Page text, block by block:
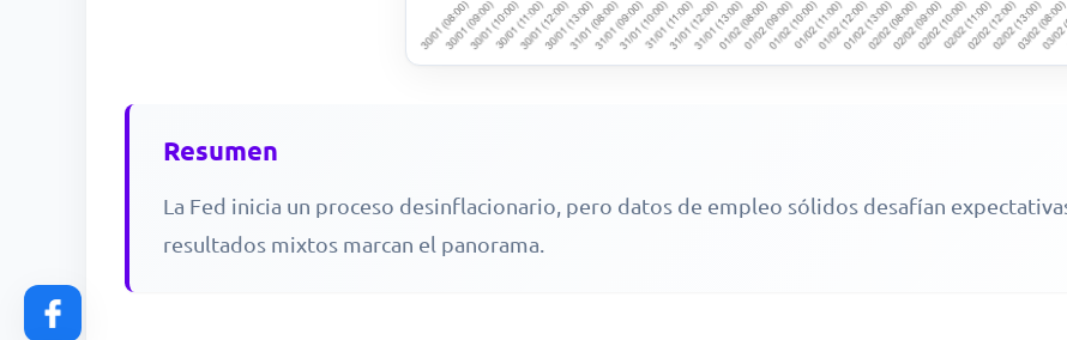
Resumen
La Fed inicia un proceso desinflacionario, pero datos de empleo sólidos desafían
resultados mixtos marcan el panorama.